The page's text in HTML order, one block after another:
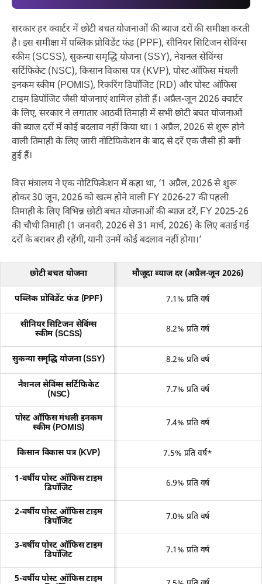
सरकार हर क्वार्टर में छोटी बचत योजनाओं की ब्याज दरों की समीक्षा करती
है। इस समीक्षा में पब्लिक प्रोविडेंट फंड (PPF), सीनियर सिटिजन सेविंग्स
स्कीम (SCSS), सुकन्या समृद्धि योजना (SSY), नेशनल सेविंग्स
सर्टिफिकेट (NSC), किसान विकास पत्र (KVP), पोस्ट ऑफिस मंथली
इनकम स्कीम (POMIS), रिकरिंग डिपॉजिट (RD) और पोस्ट ऑफिस
टाइम डिपॉजिट जैसी योजनाएं शामिल होती हैं। अप्रैल-जून 2026 क्वार्टर
के लिए, सरकार ने लगातार आठवीं तिमाही में सभी छोटी बचत योजनाओं
की ब्याज दरों में कोई बदलाव नहीं किया था। 1 अप्रैल, 2026 से शुरू होने
वाली तिमाही के लिए जारी नोटिफिकेशन के बाद से दरें एक जैसी ही बनी
हुई हैं।
वित्त मंत्रालय ने एक नोटिफिकेशन में कहा था, ‘1 अप्रैल, 2026 से शुरू
होकर 30 जून, 2026 को खत्म होने वाली FY 2026-27 की पहली
तिमाही के लिए विभिन्न छोटी बचत योजनाओं की ब्याज दरें, FY 2025-26
की चौथी तिमाही (1 जनवरी, 2026 से 31 मार्च, 2026) के लिए बताई गई
दरों के बराबर ही रहेंगी, यानी उनमें कोई बदलाव नहीं होगा।’
छोटी बचत योजना मौजूदा ब्याज दर (अप्रैल-जून 2026)
पब्लिक प्रोविडेंट फंड (PPF) 7.1% प्रति वर्ष
सीनियर सिटिजन सेविंग्स
स्कीम (SCSS)
8.2% प्रति वर्ष
सुकन्या समृद्धि योजना (SSY) 8.2% प्रति वर्ष
नैशनल सेविंग्स सर्टिफिकेट
(NSC)
7.7% प्रति वर्ष
पोस्ट ऑफिस मंथली इनकम
स्कीम (POMIS)
7.4% प्रति वर्ष
किसान विकास पत्र (KVP) 7.5% प्रति वर्ष*
1-वर्षीय पोस्ट ऑफिस टाइम
डिपॉजिट
6.9% प्रति वर्ष
2-वर्षीय पोस्ट ऑफिस टाइम
डिपॉजिट
7.0% प्रति वर्ष
3-वर्षीय पोस्ट ऑफिस टाइम
डिपॉजिट
7.1% प्रति वर्ष
5-वर्षीय पोस्ट ऑफिस टाइम